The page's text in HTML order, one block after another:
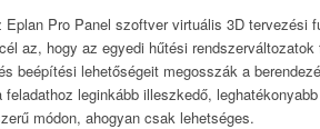
Eplan Pro Panel szoftver virtuális 3D tervezési
az, hogy az egyedi hűtési rendszerváltozatok
beépítési lehetőségeit megosszák a
leginkább illeszkedő,
módon, ahogyan csak lehetséges.